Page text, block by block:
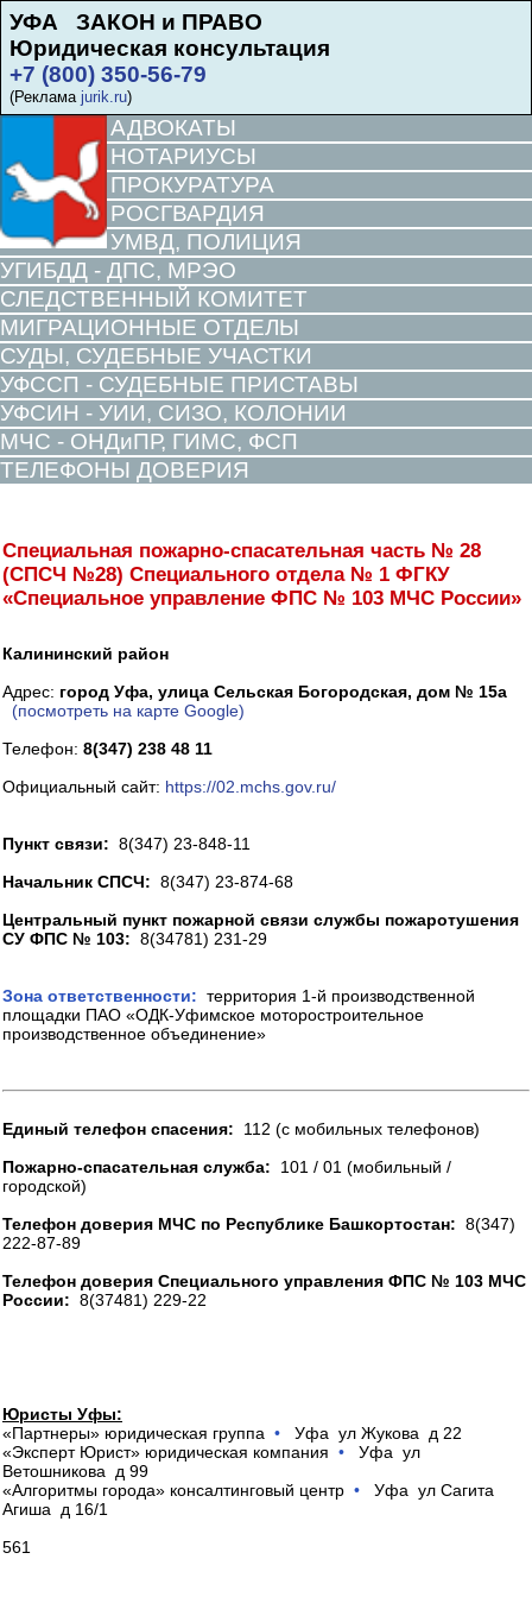
УФА ЗАКОН и ПРАВО
Юридическая консультация
+7 (800) 350-56-79
(Реклама jurik.ru)
АДВОКАТЫ
НОТАРИУСЫ
ПРОКУРАТУРА
РОСГВАРДИЯ
УМВД, ПОЛИЦИЯ
УГИБДД - ДПС, МРЭО
СЛЕДСТВЕННЫЙ КОМИТЕТ
МИГРАЦИОННЫЕ ОТДЕЛЫ
СУДЫ, СУДЕБНЫЕ УЧАСТКИ
УФССП - СУДЕБНЫЕ ПРИСТАВЫ
УФСИН - УИИ, СИЗО, КОЛОНИИ
МЧС - ОНДиПР, ГИМС, ФСП
ТЕЛЕФОНЫ ДОВЕРИЯ
Специальная пожарно-спасательная часть № 28
(СПСЧ №28) Специального отдела № 1 ФГКУ
«Специальное управление ФПС № 103 МЧС России»
Калининский район
Адрес: город Уфа, улица Сельская Богородская, дом № 15а
(посмотреть на карте Google)
Телефон: 8(347) 238 48 11
Официальный сайт: https://02.mchs.gov.ru/
Пункт связи: 8(347) 23-848-11
Начальник СПСЧ: 8(347) 23-874-68
Центральный пункт пожарной связи службы пожаротушения
СУ ФПС № 103: 8(34781) 231-29
Зона ответственности: территория 1-й производственной
площадки ПАО «ОДК-Уфимское моторостроительное
производственное объединение»
Единый телефон спасения: 112 (с мобильных телефонов)
Пожарно-спасательная служба: 101 / 01 (мобильный /
городской)
Телефон доверия МЧС по Республике Башкортостан: 8(347)
222-87-89
Телефон доверия Специального управления ФПС № 103 МЧС
России: 8(37481) 229-22
Юристы Уфы:
«Партнеры» юридическая группа •
Уфа ул Жукова д 22
«Эксперт Юрист» юридическая компания •
Уфа ул
Ветошникова д 99
«Алгоритмы города» консалтинговый центр •
Уфа ул Сагита
Агиша д 16/1
561